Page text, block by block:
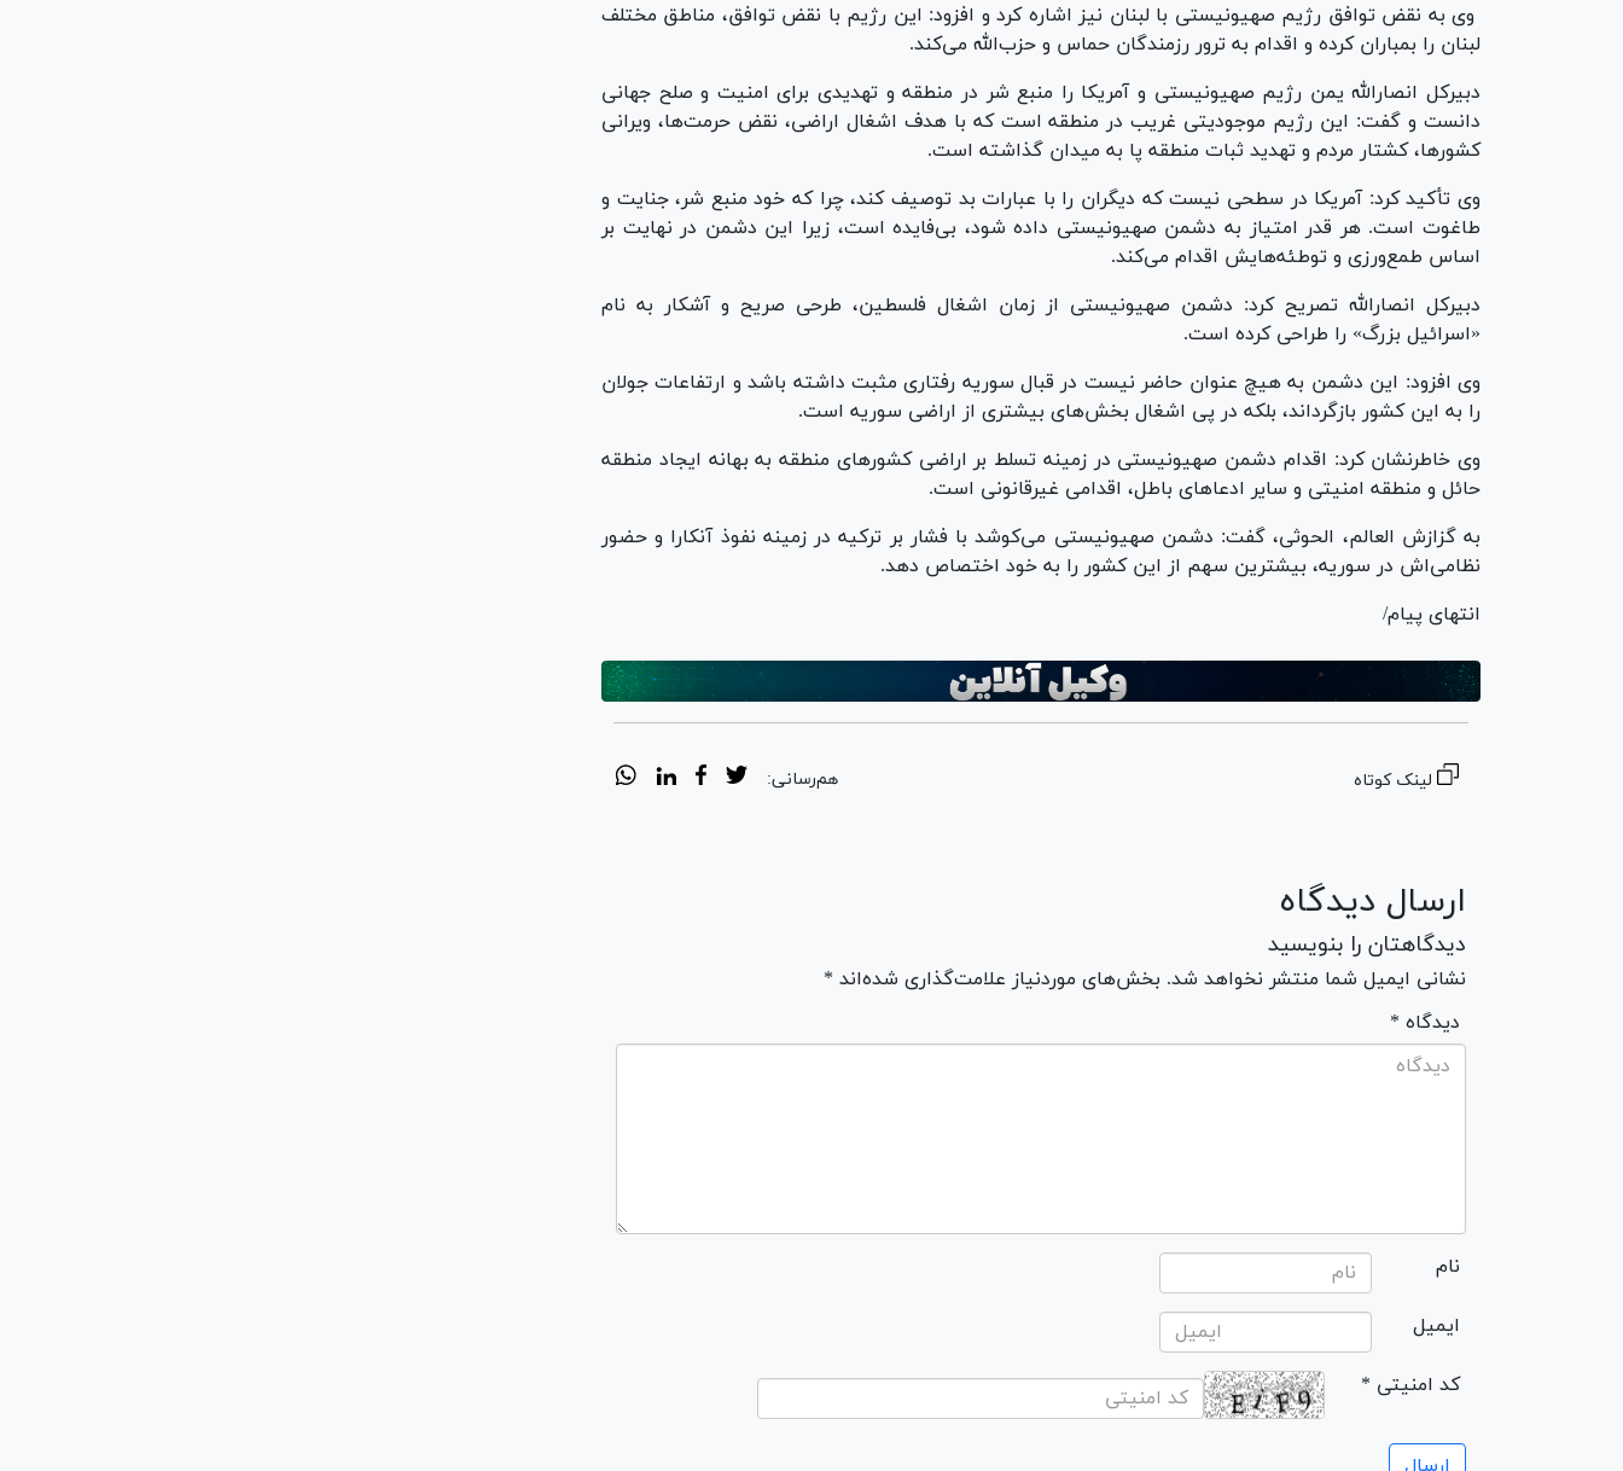
وی به نقض توافق رژیم صهیونیستی با لبنان نیز اشاره کرد و افزود: این رژیم با نقض توافق، مناطق مختلف
لبنان را بمباران کرده و اقدام به ترور رزمندگان حماس و حزب‌الله می‌کند.
دبیرکل انصارالله یمن رژیم صهیونیستی و آمریکا را منبع شر در منطقه و تهدیدی برای امنیت و صلح جهانی
دانست و گفت: این رژیم موجودیتی غریب در منطقه است که با هدف اشغال اراضی، نقض حرمت‌ها، ویرانی
کشورها، کشتار مردم و تهدید ثبات منطقه پا به میدان گذاشته است.
وی تأکید کرد: آمریکا در سطحی نیست که دیگران را با عبارات بد توصیف کند، چرا که خود منبع شر، جنایت و
طاغوت است. هر قدر امتیاز به دشمن صهیونیستی داده شود، بی‌فایده است، زیرا این دشمن در نهایت بر
اساس طمع‌ورزی و توطئه‌هایش اقدام می‌کند.
دبیرکل انصارالله تصریح کرد: دشمن صهیونیستی از زمان اشغال فلسطین، طرحی صریح و آشکار به نام
«اسرائیل بزرگ» را طراحی کرده است.
وی افزود: این دشمن به هیچ عنوان حاضر نیست در قبال سوریه رفتاری مثبت داشته باشد و ارتفاعات جولان
را به این کشور بازگرداند، بلکه در پی اشغال بخش‌های بیشتری از اراضی سوریه است.
وی خاطرنشان کرد: اقدام دشمن صهیونیستی در زمینه تسلط بر اراضی کشور‌های منطقه به بهانه ایجاد منطقه
حائل و منطقه امنیتی و سایر ادعا‌های باطل، اقدامی غیرقانونی است.
به گزازش العالم، الحوثی، گفت: دشمن صهیونیستی می‌کوشد با فشار بر ترکیه در زمینه نفوذ آنکارا و حضور
نظامی‌اش در سوریه، بیشترین سهم از این کشور را به خود اختصاص دهد.
انتهای پیام/
لینک کوتاه هم‌رسانی:
ارسال دیدگاه
دیدگاهتان را بنویسید
نشانی ایمیل شما منتشر نخواهد شد. بخش‌های موردنیاز علامت‌گذاری شده‌اند *
* دیدگاه
نام
ایمیل
* کد امنیتی